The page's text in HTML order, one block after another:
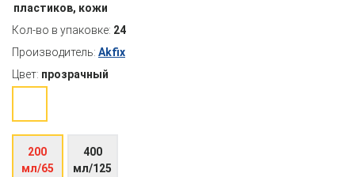
пластиков, кожи
Кол-во в упаковке: 24
Производитель: Akfix
Цвет: прозрачный
200
мл/65
400
мл/125